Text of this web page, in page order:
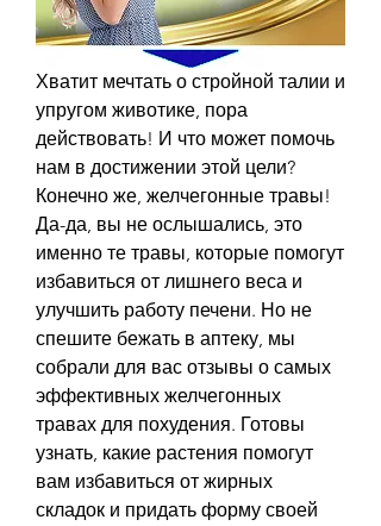
Хватит мечтать о стройной талии и
упругом животике, пора
действовать! И что может помочь
нам в достижении этой цели?
Конечно же, желчегонные травы!
Да-да, вы не ослышались, это
именно те травы, которые помогут
избавиться от лишнего веса и
улучшить работу печени. Но не
спешите бежать в аптеку, мы
собрали для вас отзывы о самых
эффективных желчегонных
травах для похудения. Готовы
узнать, какие растения помогут
вам избавиться от жирных
складок и придать форму своей